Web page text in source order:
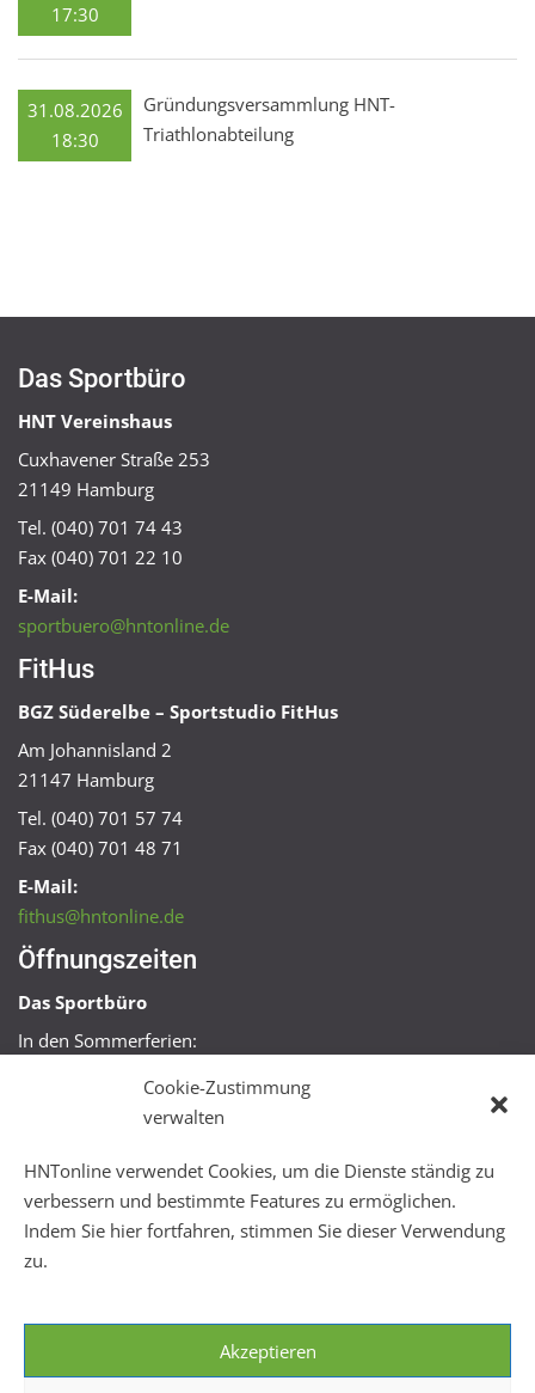
Cookie-Zustimmung
verwalten
HNTonline verwendet Cookies, um die Dienste ständig zu
verbessern und bestimmte Features zu ermöglichen.
Indem Sie hier fortfahren, stimmen Sie dieser Verwendung
zu.
Akzeptieren
17:30
31.08.2026
18:30
Gründungsversammlung HNT-
Triathlonabteilung
Das Sportbüro
HNT Vereinshaus
Cuxhavener Straße 253
21149 Hamburg
Tel. (040) 701 74 43
Fax (040) 701 22 10
E-Mail:
sportbuero@hntonline.de
FitHus
BGZ Süderelbe – Sportstudio FitHus
Am Johannisland 2
21147 Hamburg
Tel. (040) 701 57 74
Fax (040) 701 48 71
E-Mail:
fithus@hntonline.de
Öffnungszeiten
Das Sportbüro
In den Sommerferien:
Mo + Mi 16:00 – 18:00 Uhr
Mo – Fr 08:00 – 22:00 Uhr
Sa + So 10:00 – 18:00 Uhr